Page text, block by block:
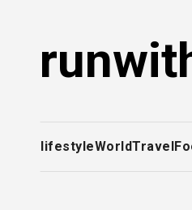
lifestyleWorldTravel